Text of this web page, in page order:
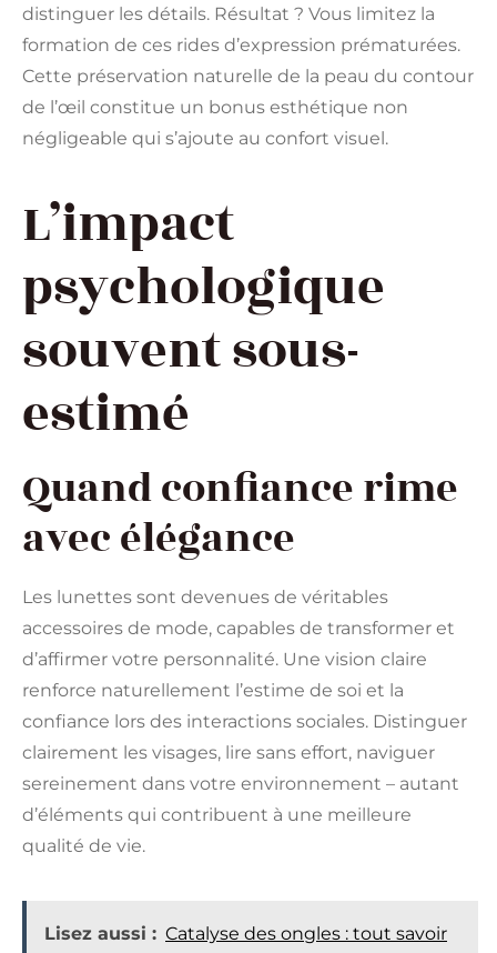
distinguer les détails. Résultat ? Vous limitez la
formation de ces rides d’expression prématurées.
Cette préservation naturelle de la peau du contour
de l’œil constitue un bonus esthétique non
négligeable qui s’ajoute au confort visuel.
L’impact
psychologique
souvent sous-
estimé
Quand confiance rime
avec élégance
Les lunettes sont devenues de véritables
accessoires de mode, capables de transformer et
d’affirmer votre personnalité. Une vision claire
renforce naturellement l’estime de soi et la
confiance lors des interactions sociales. Distinguer
clairement les visages, lire sans effort, naviguer
sereinement dans votre environnement – autant
d’éléments qui contribuent à une meilleure
qualité de vie.
Lisez aussi : Catalyse des ongles : tout savoir